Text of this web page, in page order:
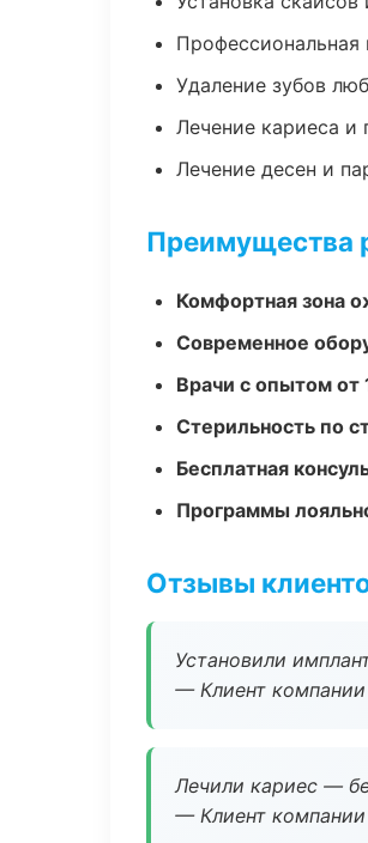
Профессиональная
Удаление зубов
Лечение кариеса и
Лечение десен и
Преимущества
Комфортная зона
Современное
Врачи с опытом от
Стерильность по
Бесплатная
Программы
Отзывы
Установили
— Клиент компании
Лечили кариес —
— Клиент компании